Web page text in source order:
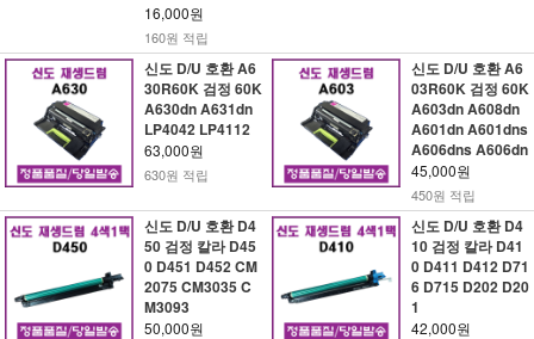
16,000원
160원 적립
신도 D/U 호환 A6
30R60K 검정 60K
A630dn A631dn
LP4042 LP4112
63,000원
630원 적립
신도 D/U 호환 A6
03R60K 검정 60K
A603dn A608dn
A601dn A601dns
A606dns A606dn
45,000원
450원 적립
신도 D/U 호환 D4
50 검정 칼라 D45
0 D451 D452 CM
2075 CM3035 C
M3093
50,000원
신도 D/U 호환 D4
10 검정 칼라 D41
0 D411 D412 D71
6 D715 D202 D20
1
42,000원